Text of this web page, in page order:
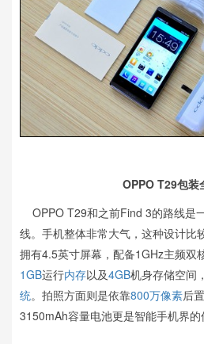
OPPO T29包装
OPPO T29和之前Find 3的路线是
线。手机整体非常大气，这种设计比
拥有4.5英寸屏幕，配备1GHz主频双
1GB运行内存以及4GB机身存储空间
统。拍照方面则是依靠800万像素后
3150mAh容量电池更是智能手机界的